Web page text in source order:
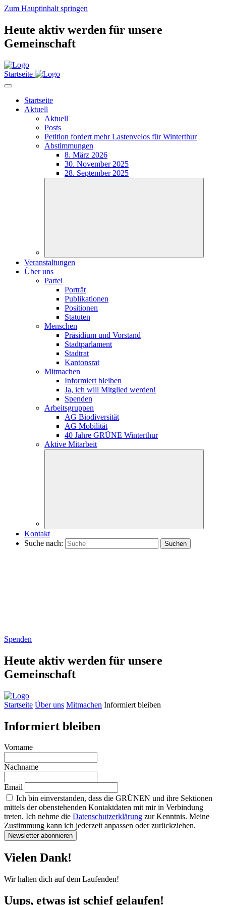
Zum Hauptinhalt springen
Heute aktiv werden für unsere
Gemeinschaft
Startseite
Startseite
Aktuell
Aktuell
Posts
Petition fordert mehr Lastenvelos für Winterthur
Abstimmungen
8. März 2026
30. November 2025
28. September 2025
Veranstaltungen
Über uns
Partei
Porträt
Publikationen
Positionen
Statuten
Menschen
Präsidium und Vorstand
Stadtparlament
Stadtrat
Kantonsrat
Mitmachen
Informiert bleiben
Ja, ich will Mitglied werden!
Spenden
Arbeitsgruppen
AG Biodiversität
AG Mobilität
40 Jahre GRÜNE Winterthur
Aktive Mitarbeit
Kontakt
Suche nach:
Spenden
Heute aktiv werden für unsere
Gemeinschaft
Startseite Über uns Mitmachen Informiert bleiben
Informiert bleiben
Vorname
Nachname
Email
Ich bin einverstanden, dass die GRÜNEN und ihre Sektionen
mittels der obenstehenden Kontaktdaten mit mir in Verbindung
treten. Ich nehme die Datenschutzerklärung zur Kenntnis. Meine
Zustimmung kann ich jederzeit anpassen oder zurückziehen.
Newsletter abonnieren
Vielen Dank!
Wir halten dich auf dem Laufenden!
Uups, etwas ist schief gelaufen!